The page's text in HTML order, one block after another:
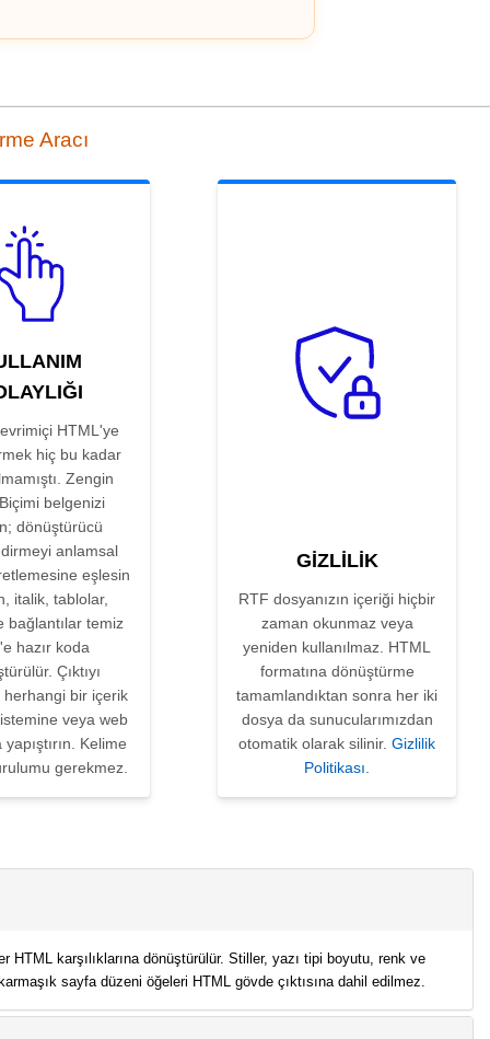
Aracı
HTML'ye
hiç bu kadar
Zengin
belgenizi
dönüştürücü
anlamsal
eşlesin
italik, tablolar,
bağlantılar temiz
hazır koda
Çıktıyı
bir içerik
veya web
yapıştırın. Kelime
gerekmez.
GIZLILIK
RTF dosyanızın içeriği hiçbir
zaman okunmaz veya
yeniden kullanılmaz. HTML
formatına dönüştürme
tamamlandıktan sonra her iki
dosya da sunucularımızdan
otomatik olarak silinir. Gizlilik
Politikası
HTML karşılıklarına dönüştürülür. Stiller, yazı tipi boyutu, renk ve
sayfa düzeni öğeleri HTML gövde çıktısına dahil edilmez.